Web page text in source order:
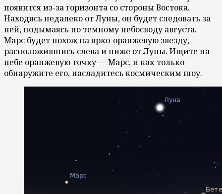
появится из-за горизонта со стороны Востока.
Находясь недалеко от Луны, он будет следовать за
ней, подымаясь по темному небосводу августа.
Марс будет похож на ярко-оранжевую звезду,
расположившись слева и ниже от Луны. Ищите на
небе оранжевую точку — Марс, и как только
обнаружите его, насладитесь космическим шоу.